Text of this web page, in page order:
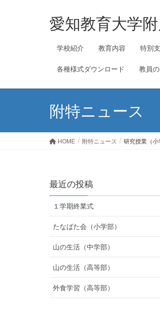
愛知教育大学
学校紹介 教育内容 特別
各種様式ダウンロード 教員
附特ニュース
HOME 附特ニュース 研究授業（小
最近の投稿
１学期終業式
たなばた会（小学部）
山の生活（中学部）
山の生活（高等部）
外食学習（高等部）